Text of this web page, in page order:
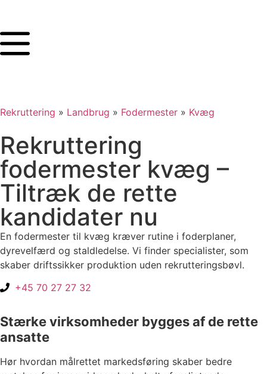
Rekruttering » Landbrug » Fodermester » Kvæg
Rekruttering
fodermester kvæg –
Tiltræk de rette
kandidater nu
En fodermester til kvæg kræver rutine i foderplaner,
dyrevelfærd og staldledelse. Vi finder specialister, som
skaber driftssikker produktion uden rekrutteringsbøvl.
+45 70 27 27 32
Stærke virksomheder bygges af de rette
ansatte
Hør hvordan målrettet markedsføring skaber bedre